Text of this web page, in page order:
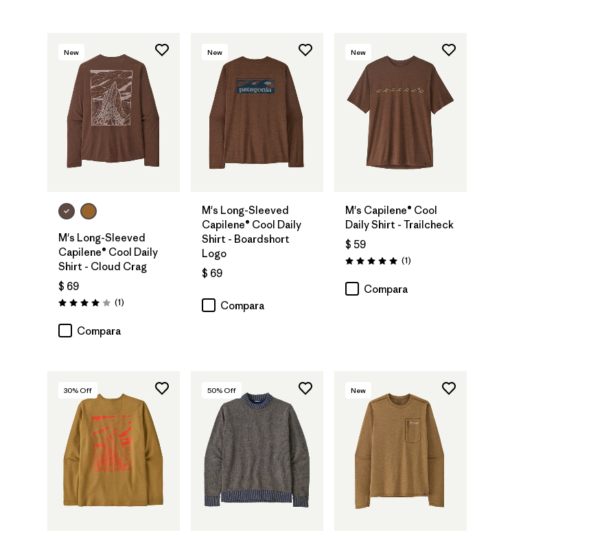
New
M's Long-Sleeved
Capilene® Cool Daily
Shirt - Cloud Crag
$ 69
Valoración: 4.0 / 5
(1Comentarios
)
Compara
New
M's Long-Sleeved
Capilene® Cool Daily
Shirt - Boardshort
Logo
$ 69
Compara
New
M's Capilene® Cool
Daily Shirt - Trailcheck
$ 59
Valoración: 5.0 / 5
(1Comentarios
)
Compara
30% Off 50% Off New